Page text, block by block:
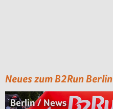
Neues zum B2Run Berlin
Berlin / News